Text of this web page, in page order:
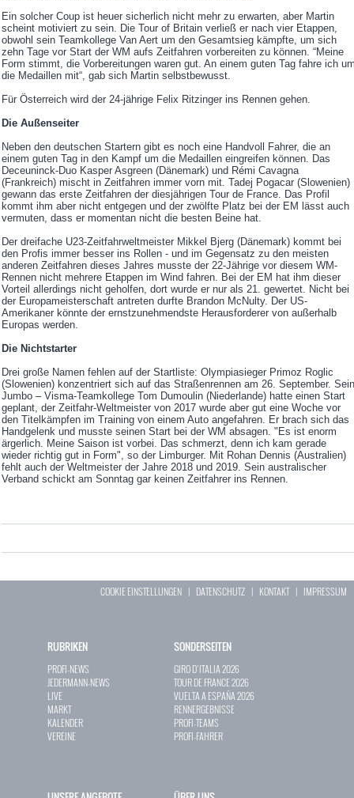
Ein solcher Coup ist heuer sicherlich nicht mehr zu erwarten, aber Martin
scheint motiviert zu sein. Die Tour of Britain verließ er nach vier Etappen,
obwohl sein Teamkollege Van Aert um den Gesamtsieg kämpfte, um sich
zehn Tage vor Start der WM aufs Zeitfahren vorbereiten zu können. “Meine
Form stimmt, die Vorbereitungen waren gut. An einem guten Tag fahre ich
die Medaillen mit“, gab sich Martin selbstbewusst.
Für Österreich wird der 24-jährige Felix Ritzinger ins Rennen gehen.
Die Außenseiter
Neben den deutschen Startern gibt es noch eine Handvoll Fahrer, die an
einem guten Tag in den Kampf um die Medaillen eingreifen können. Das
Deceuninck-Duo Kasper Asgreen (Dänemark) und Rémi Cavagna
(Frankreich) mischt in Zeitfahren immer vorn mit. Tadej Pogacar (Slowenien)
gewann das erste Zeitfahren der diesjährigen Tour de France. Das Profil
kommt ihm aber nicht entgegen und der zwölfte Platz bei der EM lässt auch
vermuten, dass er momentan nicht die besten Beine hat.
Der dreifache U23-Zeitfahrweltmeister Mikkel Bjerg (Dänemark) kommt bei
den Profis immer besser ins Rollen - und im Gegensatz zu den meisten
anderen Zeitfahren dieses Jahres musste der 22-Jährige vor diesem WM-
Rennen nicht mehrere Etappen im Wind fahren. Bei der EM hat ihm dieser
Vorteil allerdings nicht geholfen, dort wurde er nur als 21. gewertet. Nicht bei
der Europameisterschaft antreten durfte Brandon McNulty. Der US-
Amerikaner könnte der ernstzunehmendste Herausforderer von außerhalb
Europas werden.
Die Nichtstarter
Drei große Namen fehlen auf der Startliste: Olympiasieger Primoz Roglic
(Slowenien) konzentriert sich auf das Straßenrennen am 26. September. Sein
Jumbo – Visma-Teamkollege Tom Dumoulin (Niederlande) hatte einen Start
geplant, der Zeitfahr-Weltmeister von 2017 wurde aber gut eine Woche vor
den Titelkämpfen im Training von einem Auto angefahren. Er brach sich das
Handgelenk und musste seinen Start bei der WM absagen. "Es ist enorm
ärgerlich. Meine Saison ist vorbei. Das schmerzt, denn ich kam gerade
wieder richtig gut in Form", so der Limburger. Mit Rohan Dennis (Australien)
fehlt auch der Weltmeister der Jahre 2018 und 2019. Sein australischer
Verband schickt am Sonntag gar keinen Zeitfahrer ins Rennen.
COOKIE EINSTELLUNGEN | DATENSCHUTZ | KONTAKT| IMPRESSUM
RUBRIKEN
PROFI-NEWS
JEDERMANN-NEWS
LIVE
MARKT
KALENDER
VEREINE
SONDERSEITEN
GIRO D`ITALIA 2026
TOUR DE FRANCE 2026
VUELTA A ESPAÑA 2026
RENNERGEBNISSE
PROFI-TEAMS
PROFI-FAHRER